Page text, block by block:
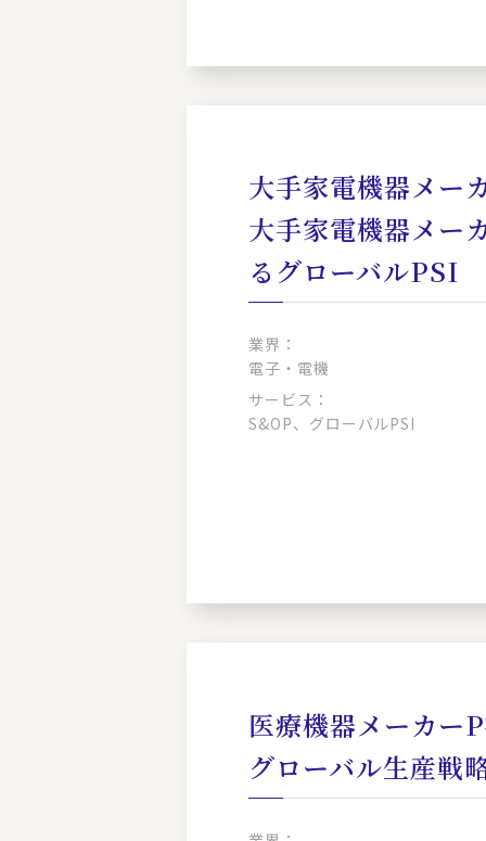
大手家電機器メー
大手家電機器メー
るグローバルPSI
業界：
電子・電機
サービス：
S&OP、グローバルPSI
医療機器メーカー
グローバル生産戦